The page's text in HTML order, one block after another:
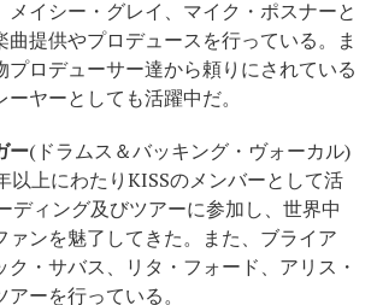
メイシー・グレイ、マイク・ポスナーと
曲提供やプロデュースを行っている。ま
プロデューサー達から頼りにされている
ヤーとしても活躍中だ。
ー(ドラムス＆バッキング・ヴォーカル)
以上にわたりKISSのメンバーとして活
ディング及びツアーに参加し、世界中
ァンを魅了してきた。また、ブライア
ク・サバス、リタ・フォード、アリス・
ーを行っている。